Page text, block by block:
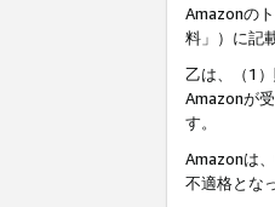
Amazonの
料」）に記
乙は、（1
Amazonが
す。
Amazonは
不適格とな